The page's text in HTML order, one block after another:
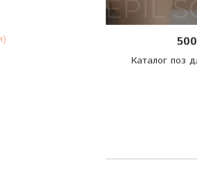
Каталог поз